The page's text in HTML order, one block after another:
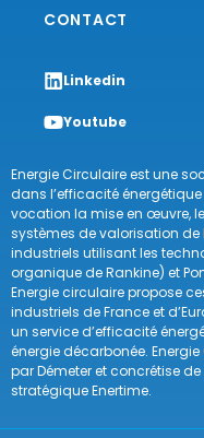
CONTACT
Linkedin
Youtube
Energie Circulaire est une
dans l’efficacité énergétique
vocation la mise en œuvre,
systèmes de valorisation de
industriels utilisant les
organique de Rankine) et
Energie circulaire propose
industriels de France et
un service d’efficacité
énergie décarbonée.
par Démeter et concrétise
stratégique Enertime.